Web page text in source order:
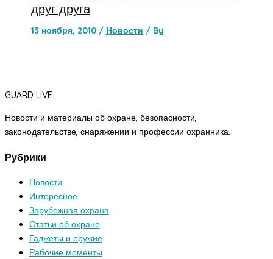
друг друга
13 ноября, 2010 / Новости / By
GUARD LIVE
Новости и материалы об охране, безопасности,
законодательстве, снаряжении и профессии охранника.
Рубрики
Новости
Интересное
Зарубежная охрана
Статьи об охране
Гаджеты и оружие
Рабочие моменты